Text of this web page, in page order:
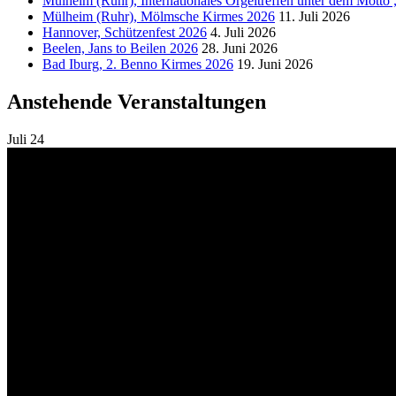
Mülheim (Ruhr), Mölmsche Kirmes 2026 11. Juli 2026
Hannover, Schützenfest 2026 4. Juli 2026
Beelen, Jans to Beilen 2026 28. Juni 2026
Bad Iburg, 2. Benno Kirmes 2026 19. Juni 2026
Anstehende Veranstaltungen
Juli 24